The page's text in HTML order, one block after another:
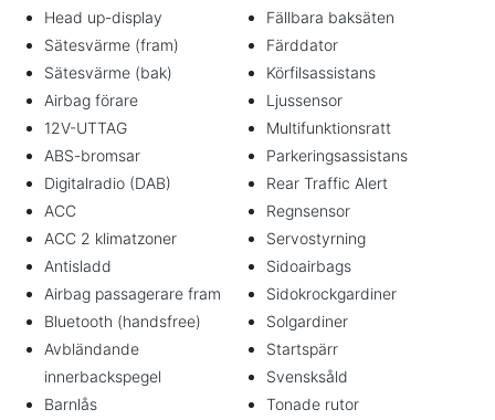
Head up-display
Sätesvärme (fram)
Sätesvärme (bak)
Airbag förare
12V-UTTAG
ABS-bromsar
Digitalradio (DAB)
ACC
ACC 2 klimatzoner
Antisladd
Airbag passagerare fram
Bluetooth (handsfree)
Avbländande
innerbackspegel
Barnlås
Fällbara baksäten
Färddator
Körfilsassistans
Ljussensor
Multifunktionsratt
Parkeringsassistans
Rear Traffic Alert
Regnsensor
Servostyrning
Sidoairbags
Sidokrockgardiner
Solgardiner
Startspärr
Svensksåld
Tonade rutor